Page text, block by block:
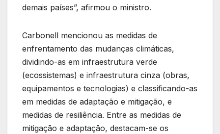
demais países”, afirmou o ministro.
Carbonell mencionou as medidas de
enfrentamento das mudanças climáticas,
dividindo-as em infraestrutura verde
(ecossistemas) e infraestrutura cinza (obras,
equipamentos e tecnologias) e classificando-as
em medidas de adaptação e mitigação, e
medidas de resiliência. Entre as medidas de
mitigação e adaptação, destacam-se os